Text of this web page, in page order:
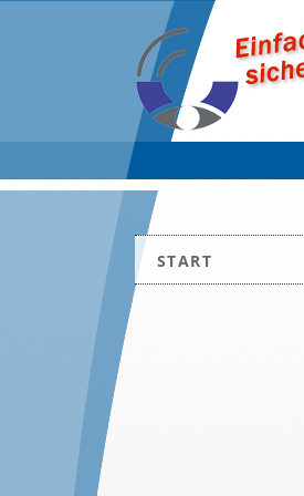
Navigation
überspringen
START